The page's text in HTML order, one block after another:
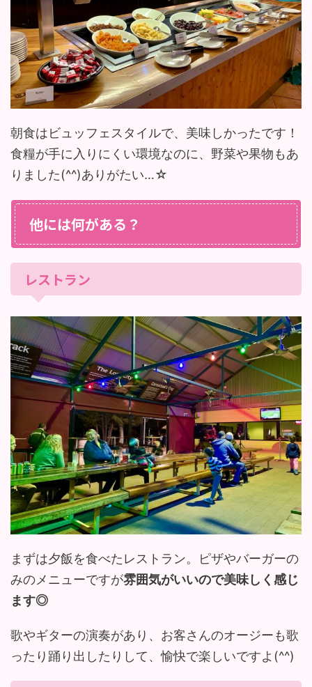
朝食はビュッフェスタイルで、美味しかったです！
食糧が手に入りにくい環境なのに、野菜や果物もあ
りました(^^)ありがたい…☆
他には何がある？
レストラン
まずは夕飯を食べたレストラン。ピザやバーガーの
みのメニューですが雰囲気がいいので美味しく感じ
ます◎
歌やギターの演奏があり、お客さんのオージーも歌
ったり踊り出したりして、愉快で楽しいですよ(^^)